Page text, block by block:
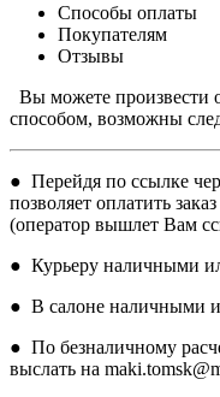
Способы оплаты
Покупателям
Отзывы
Вы можете произвести
способом, возможны
● Перейдя по ссылке
позволяет оплатить
(оператор вышлет Вам
● Курьеру наличными
● В салоне наличными
● По безналичному
выслать на